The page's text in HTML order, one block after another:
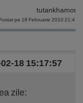
tutankhamon
pe 18 Februarie 2010 21:41
18 15:17:57
zile: